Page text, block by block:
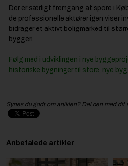
Der er særligt fremgang at spore i
de professionelle aktører igen viser
bidrager et aktivt boligmarked til
byggeri.
Følg med i udviklingen i nye
historiske bygninger til store, nye
Synes du godt om artiklen? Del den med dit
Anbefalede artikler